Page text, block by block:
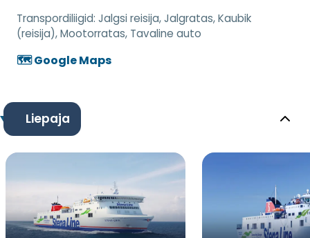
Transpordiliigid: Jalgsi reisija, Jalgratas, Kaubik
(reisija), Mootorratas, Tavaline auto
🗺️ Google Maps
Liepaja